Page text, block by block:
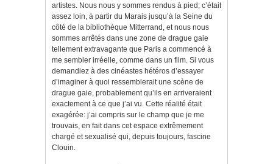
artistes. Nous nous y sommes rendus à pied; c’était
assez loin, à partir du Marais jusqu’à la Seine du
côté de la bibliothèque Mitterrand, et nous nous
sommes arrêtés dans une zone de drague gaie
tellement extravagante que Paris a commencé à
me sembler irréelle, comme dans un film. Si vous
demandiez à des cinéastes hétéros d’essayer
d’imaginer à quoi ressemblerait une scène de
drague gaie, probablement qu’ils en arriveraient
exactement à ce que j’ai vu. Cette réalité était
exagérée: j’ai compris sur le champ que je me
trouvais, en fait dans cet espace extrêmement
chargé et sexualisé qui, depuis toujours, fascine
Clouin.